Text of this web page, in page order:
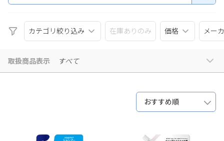
カテゴリ絞り込み 在庫ありのみ 価格 メー
取扱商品表示 すべて
おすすめ順